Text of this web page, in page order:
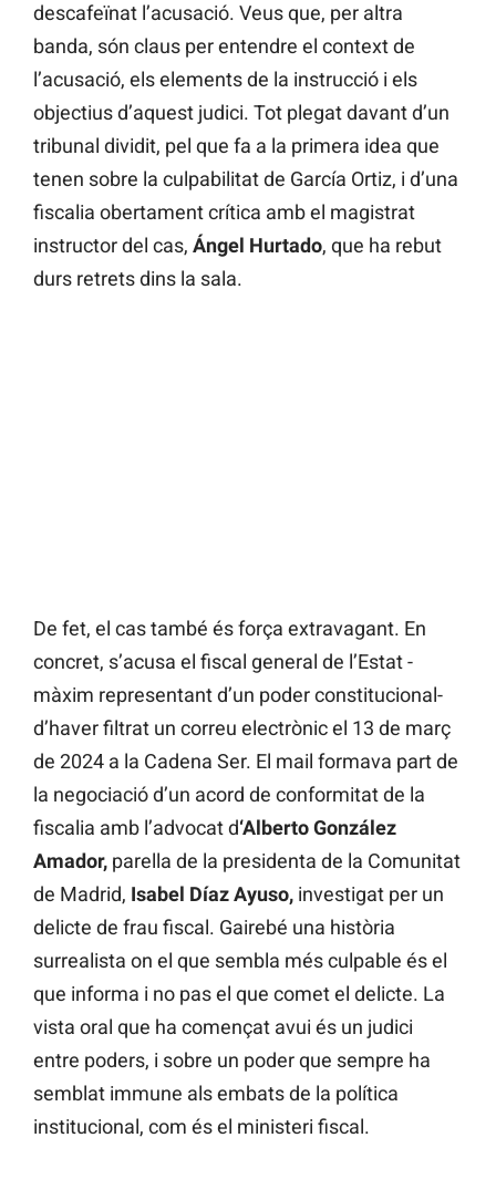
descafeïnat l’acusació. Veus que, per altra
banda, són claus per entendre el context de
l’acusació, els elements de la instrucció i els
objectius d’aquest judici. Tot plegat davant d’un
tribunal dividit, pel que fa a la primera idea que
tenen sobre la culpabilitat de García Ortiz, i d’una
fiscalia obertament crítica amb el magistrat
instructor del cas, Ángel Hurtado, que ha rebut
durs retrets dins la sala.
De fet, el cas també és força extravagant. En
concret, s’acusa el fiscal general de l’Estat -
màxim representant d’un poder constitucional-
d’haver filtrat un correu electrònic el 13 de març
de 2024 a la Cadena Ser. El mail formava part de
la negociació d’un acord de conformitat de la
fiscalia amb l’advocat d‘Alberto González
Amador, parella de la presidenta de la Comunitat
de Madrid, Isabel Díaz Ayuso, investigat per un
delicte de frau fiscal. Gairebé una història
surrealista on el que sembla més culpable és el
que informa i no pas el que comet el delicte. La
vista oral que ha començat avui és un judici
entre poders, i sobre un poder que sempre ha
semblat immune als embats de la política
institucional, com és el ministeri fiscal.